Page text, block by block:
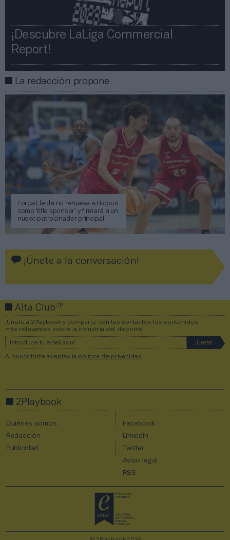
¡Descubre LaLiga Commercial
Report!​​
La redacción propone
Força Lleida no renueva a Hiopos
como ‘title sponsor’ y firmará a un
nuevo patrocinador principal
¡Únete a la conversación!
Alta Club2P
¡Únete a 2Playbook y comparte con tus contactos los contenidos
más relevantes sobre la industria del deporte!
Al suscribirte aceptas la política de privacidad .
2Playbook
Quiénes somos
Redacción
Publicidad
Facebook
Linkedin
Twitter
Aviso legal
RSS